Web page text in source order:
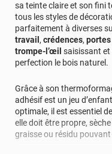
sa teinte claire et son fini
tous les styles de
parfaitement à diverses
travail , crédences, portes
trompe-l’œil saisissant et
perfection le bois naturel.
Grâce à son
adhésif est un jeu
optimale, il est essentiel
elle doit être propre,
graisse ou résidu